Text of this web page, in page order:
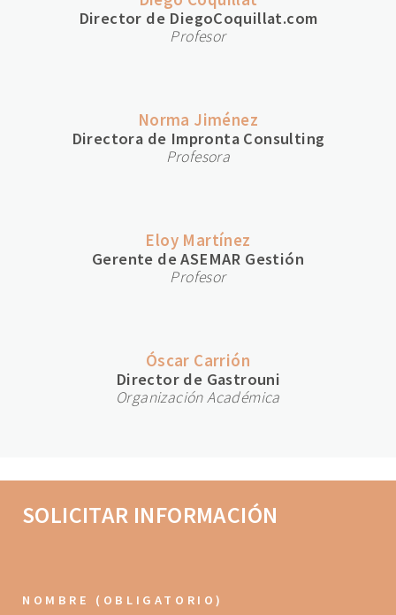
Director de DiegoCoquillat.com
Profesor
Norma Jiménez
Directora de Impronta Consulting
Profesora
Eloy Martínez
Gerente de ASEMAR Gestión
Profesor
Óscar Carrión
Director de Gastrouni
Organización Académica
SOLICITAR INFORMACIÓN
NOMBRE (OBLIGATORIO)